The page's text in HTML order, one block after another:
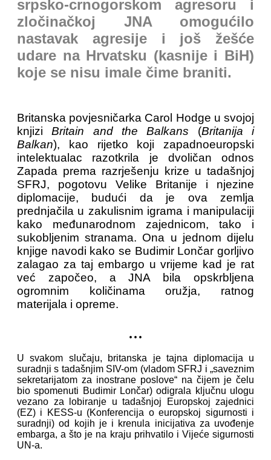
srpsko-crnogorskom agresoru i
zločinačkoj JNA omogućilo
nastavak agresije i još žešće
udare na Hrvatsku (kasnije i BiH)
koje se nisu imale čime braniti.
Britanska povjesničarka Carol Hodge u svojoj
knjiziBritain and the Balkans (Britanija i
Balkan), kao rijetko koji zapadnoeuropski
intelektualac razotkrila je dvoličan odnos
Zapada prema razrješenju krize u tadašnjoj
SFRJ, pogotovu Velike Britanije i njezine
diplomacije, budući da je ova zemlja
prednjačila u zakulisnim igrama i manipulaciji
kako međunarodnom zajednicom, tako i
sukobljenim stranama. Ona u jednom dijelu
knjige navodi kako se Budimir Lončar gorljivo
zalagao za taj embargo u vrijeme kad je rat
već započeo, a JNA bila opskrbljena
ogromnim količinama oružja, ratnog
materijala i opreme.
...
U svakom slučaju, britanska je tajna diplomacija u
suradnji s tadašnjim SIV-om (vladom SFRJ i „saveznim
sekretarijatom za inostrane poslove“ na čijem je čelu
bio spomenuti Budimir Lončar) odigrala ključnu ulogu
vezano za lobiranje u tadašnjoj Europskoj zajednici
(EZ) i KESS-u (Konferencija o europskoj sigurnosti i
suradnji) od kojih je i krenula inicijativa za uvođenje
embarga, a što je na kraju prihvatilo i Vijeće sigurnosti
UN-a.